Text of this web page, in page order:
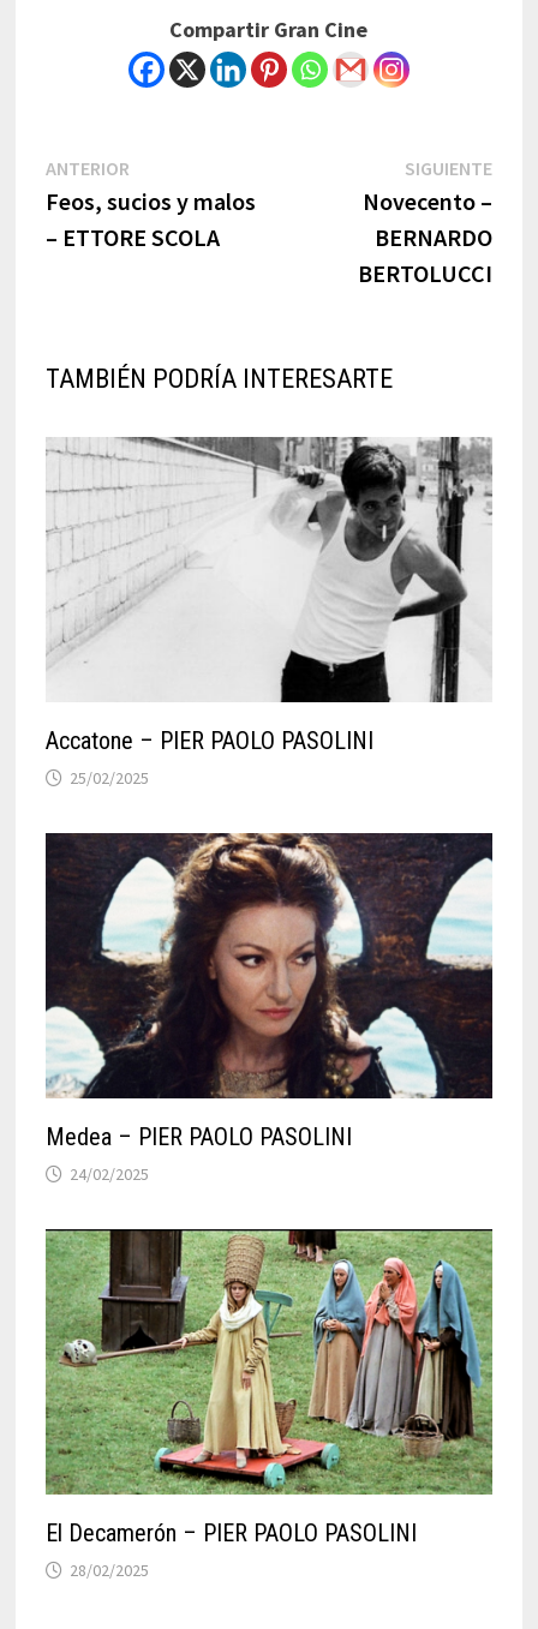
Compartir Gran Cine
Navegación
de
ANTERIOR
post:
Feos, sucios y malos
– ETTORE SCOLA
SIGUIENTENext
post:
Novecento –
BERNARDO
BERTOLUCCI
TAMBIÉN PODRÍA INTERESARTE
Accatone – PIER PAOLO PASOLINI
25/02/2025
Medea – PIER PAOLO PASOLINI
24/02/2025
El Decamerón – PIER PAOLO PASOLINI
28/02/2025